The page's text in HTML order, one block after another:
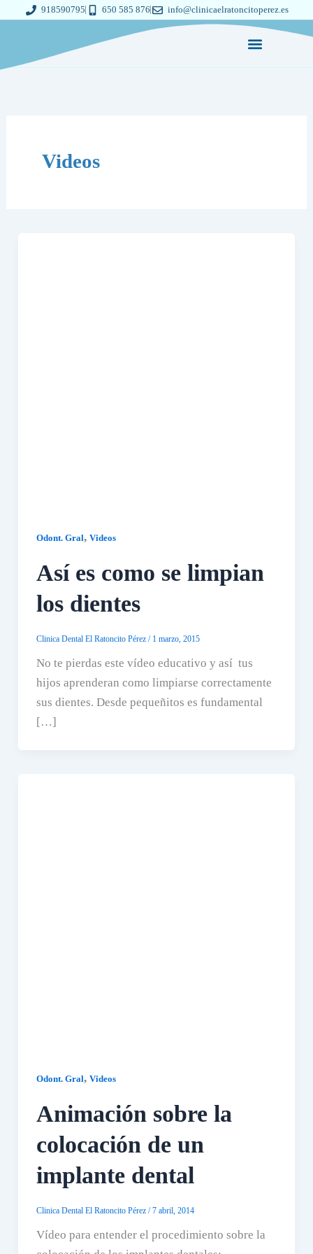
918590795 650 585 876 info@clinicaelratoncitoperez.es
Videos
Odont. Gral, Videos
Así es como se limpian
los dientes
Clinica Dental El Ratoncito Pérez / 1 marzo, 2015
No te pierdas este vídeo educativo y así tus
hijos aprenderan como limpiarse correctamente
sus dientes. Desde pequeñitos es fundamental
[…]
Odont. Gral, Videos
Animación sobre la
colocación de un
implante dental
Clinica Dental El Ratoncito Pérez /7 abril, 2014
Vídeo para entender el procedimiento sobre la